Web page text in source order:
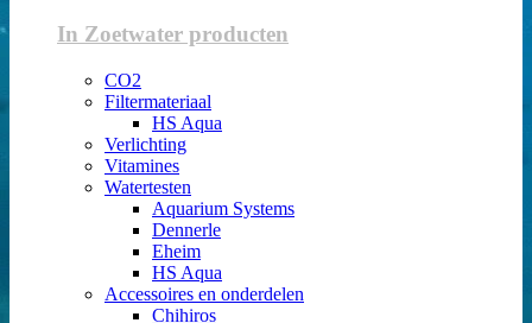
In Zoetwater producten
CO2
Filtermateriaal
HS Aqua
Verlichting
Vitamines
Watertesten
Aquarium Systems
Dennerle
Eheim
HS Aqua
Accessoires en onderdelen
Chihiros